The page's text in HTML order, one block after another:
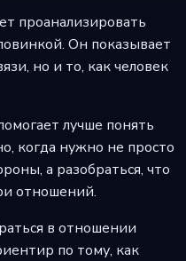
проанализировать
Он показывает
но и то, как человек
лучше понять
когда нужно не просто
а разобраться, что
отношений.
в отношении
по тому, как